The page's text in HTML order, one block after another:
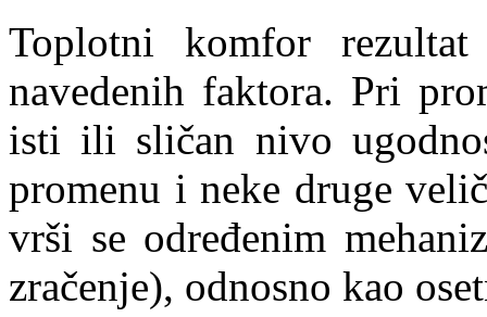
Toplotni komfor rezultat
navedenih faktora. Pri
isti ili sličan nivo
promenu i neke druge
vrši se određenim
zračenje), odnosno kao